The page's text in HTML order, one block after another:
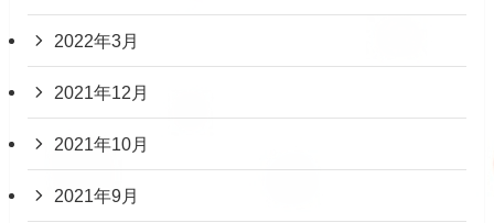
2022年3月
2021年12月
2021年10月
2021年9月